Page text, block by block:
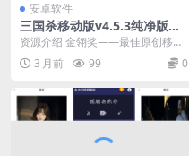
安卓软件
三国杀移动版v4.5.3纯净版★
金翎奖最佳移动电竞游戏
资源介绍 金翎奖——最佳原创移动
游戏 金翎奖——最佳移动电竞游戏
【游戏介绍】 ...
3 月前 99 0